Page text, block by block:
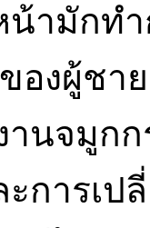
ามักท
องผู้ช
านจมูก
การเ